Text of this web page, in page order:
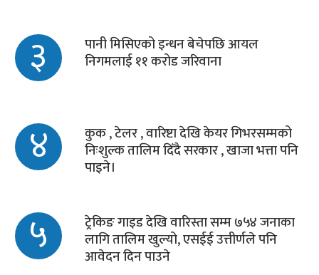
३ पानी मिसिएको इन्धन बेचेपछि आयल
निगमलाई ११ करोड जरिवाना
४ कुक , टेलर , वारिष्टा देखि केयर गिभरसम्मको
निःशुल्क तालिम दिँदै सरकार , खाजा भत्ता पनि
पाइने।
५ ट्रेकिङ गाइड देखि वारिस्ता सम्म ७५४ जनाका
लागि तालिम खुल्यो, एसईई उत्तीर्णले पनि
आवेदन दिन पाउने